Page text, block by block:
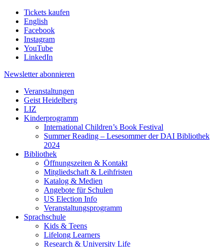
Tickets kaufen
English
Facebook
Instagram
YouTube
LinkedIn
Newsletter abonnieren
Veranstaltungen
Geist Heidelberg
LIZ
Kinderprogramm
International Children’s Book Festival
Summer Reading – Lesesommer der DAI Bibliothek
2024
Bibliothek
Öffnungszeiten & Kontakt
Mitgliedschaft & Leihfristen
Katalog & Medien
Angebote für Schulen
US Election Info
Veranstaltungsprogramm
Sprachschule
Kids & Teens
Lifelong Learners
Research & University Life